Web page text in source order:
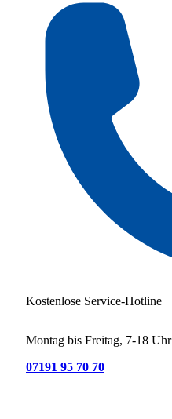
Kostenlose Service-Hotline
Montag bis Freitag, 7-18 Uhr
07191 95 70 70